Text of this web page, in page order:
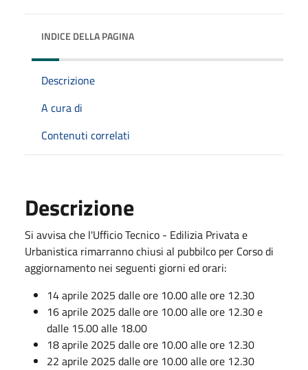
INDICE DELLA PAGINA
Descrizione
A cura di
Contenuti correlati
Descrizione
Si avvisa che l'Ufficio Tecnico - Edilizia Privata e
Urbanistica rimarranno chiusi al pubbilco per Corso di
aggiornamento nei seguenti giorni ed orari:
14 aprile 2025 dalle ore 10.00 alle ore 12.30
16 aprile 2025 dalle ore 10.00 alle ore 12.30 e
dalle 15.00 alle 18.00
18 aprile 2025 dalle ore 10.00 alle ore 12.30
22 aprile 2025 dalle ore 10.00 alle ore 12.30